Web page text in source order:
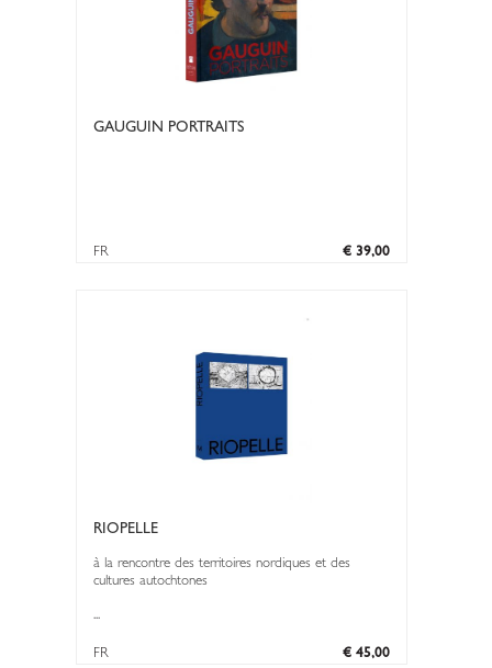
GAUGUIN PORTRAITS
€ 39,00
FR
RIOPELLE
à la rencontre des territoires nordiques et des
cultures autochtones
...
€ 45,00
FR